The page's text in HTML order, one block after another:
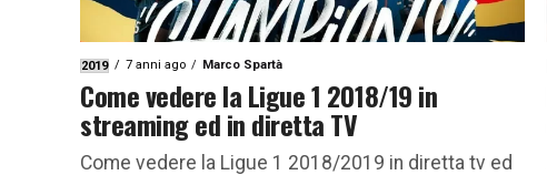
2019 7 anni ago Marco Spartà
Come vedere la Ligue 1 2018/19 in
streaming ed in diretta TV
Come vedere la Ligue 1 2018/2019 in diretta tv ed